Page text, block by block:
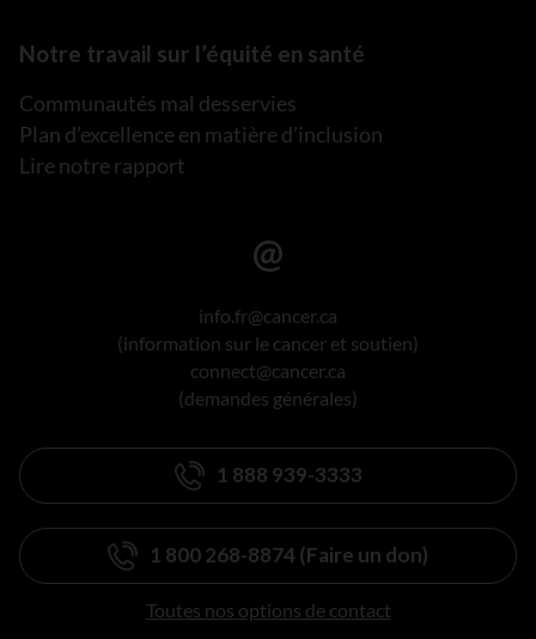
Notre travail sur l’équité en santé
Communautés mal desservies
Plan d’excellence en matière d’inclusion
Lire notre rapport
info.fr@cancer.ca
(information sur le cancer et soutien)
connect@cancer.ca
(demandes générales)
1 888 939-3333
1 800 268-8874 (Faire un don)
Toutes nos options de contact